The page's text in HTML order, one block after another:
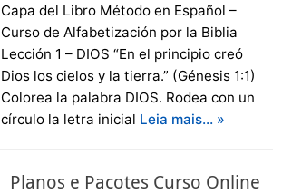
Capa del Libro Método en Español –
Curso de Alfabetización por la Biblia
Lección 1 – DIOS “En el principio creó
Dios los cielos y la tierra.” (Génesis 1:1)
Colorea la palabra DIOS. Rodea con un
círculo la letra inicial Leia mais… »
Planos e Pacotes Curso Online